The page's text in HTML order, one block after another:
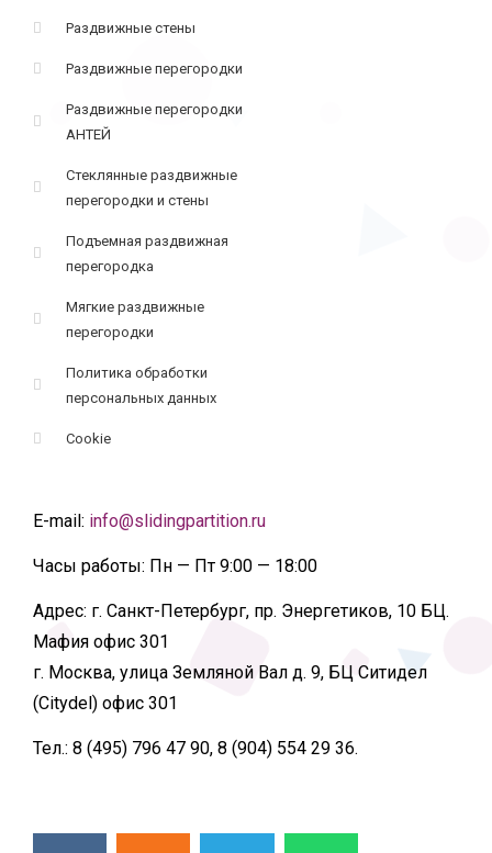
Раздвижные стены
Раздвижные перегородки
Раздвижные перегородки
АНТЕЙ
Стеклянные раздвижные
перегородки и стены
Подъемная раздвижная
перегородка
Мягкие раздвижные
перегородки
Политика обработки
персональных данных
Cookie
E-mail: info@slidingpartition.ru
Часы работы: Пн — Пт 9:00 — 18:00
Адрес: г. Санкт-Петербург, пр. Энергетиков, 10 БЦ.
Мафия офис 301
г. Москва, улица Земляной Вал д. 9, БЦ Ситидел
(Citydel) офис 301
Тел.: 8 (495) 796 47 90, 8 (904) 554 29 36.